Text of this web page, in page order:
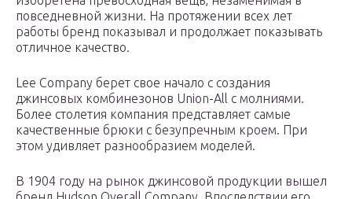
повседневной жизни. На протяжении всех лет
работы бренд показывал и продолжает показывать
отличное качество.
Lee Company берет свое начало с создания
джинсовых комбинезонов Union-All с молниями.
Более столетия компания представляет самые
качественные брюки с безупречным кроем. При
этом удивляет разнообразием моделей.
В 1904 году на рынок джинсовой продукции вышел